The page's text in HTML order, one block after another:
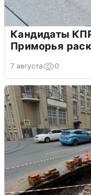
Кандидаты
Приморья
7 августа 0